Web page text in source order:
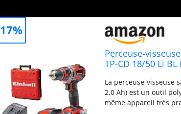
Perceuse-
TP-CD 18/50 Li BL
La perceuse-visseuse
2,0 Ah) est un outil
même appareil très